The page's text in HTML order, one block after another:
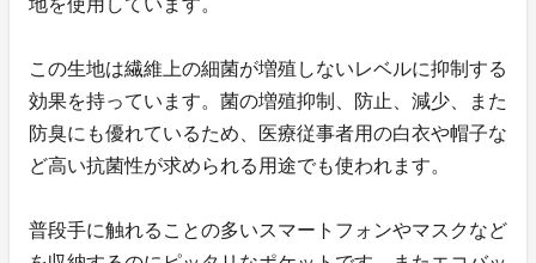
この生地は繊維上の細菌が増殖しないレベルに抑制する
効果を持っています。菌の増殖抑制、防止、減少、また
防臭にも優れているため、医療従事者用の白衣や帽子な
ど高い抗菌性が求められる用途でも使われます。
普段手に触れることの多いスマートフォンやマスクなど